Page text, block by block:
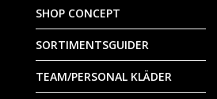
SHOP CONCEPT
SORTIMENTSGUIDER
TEAM/PERSONAL KLÄDER